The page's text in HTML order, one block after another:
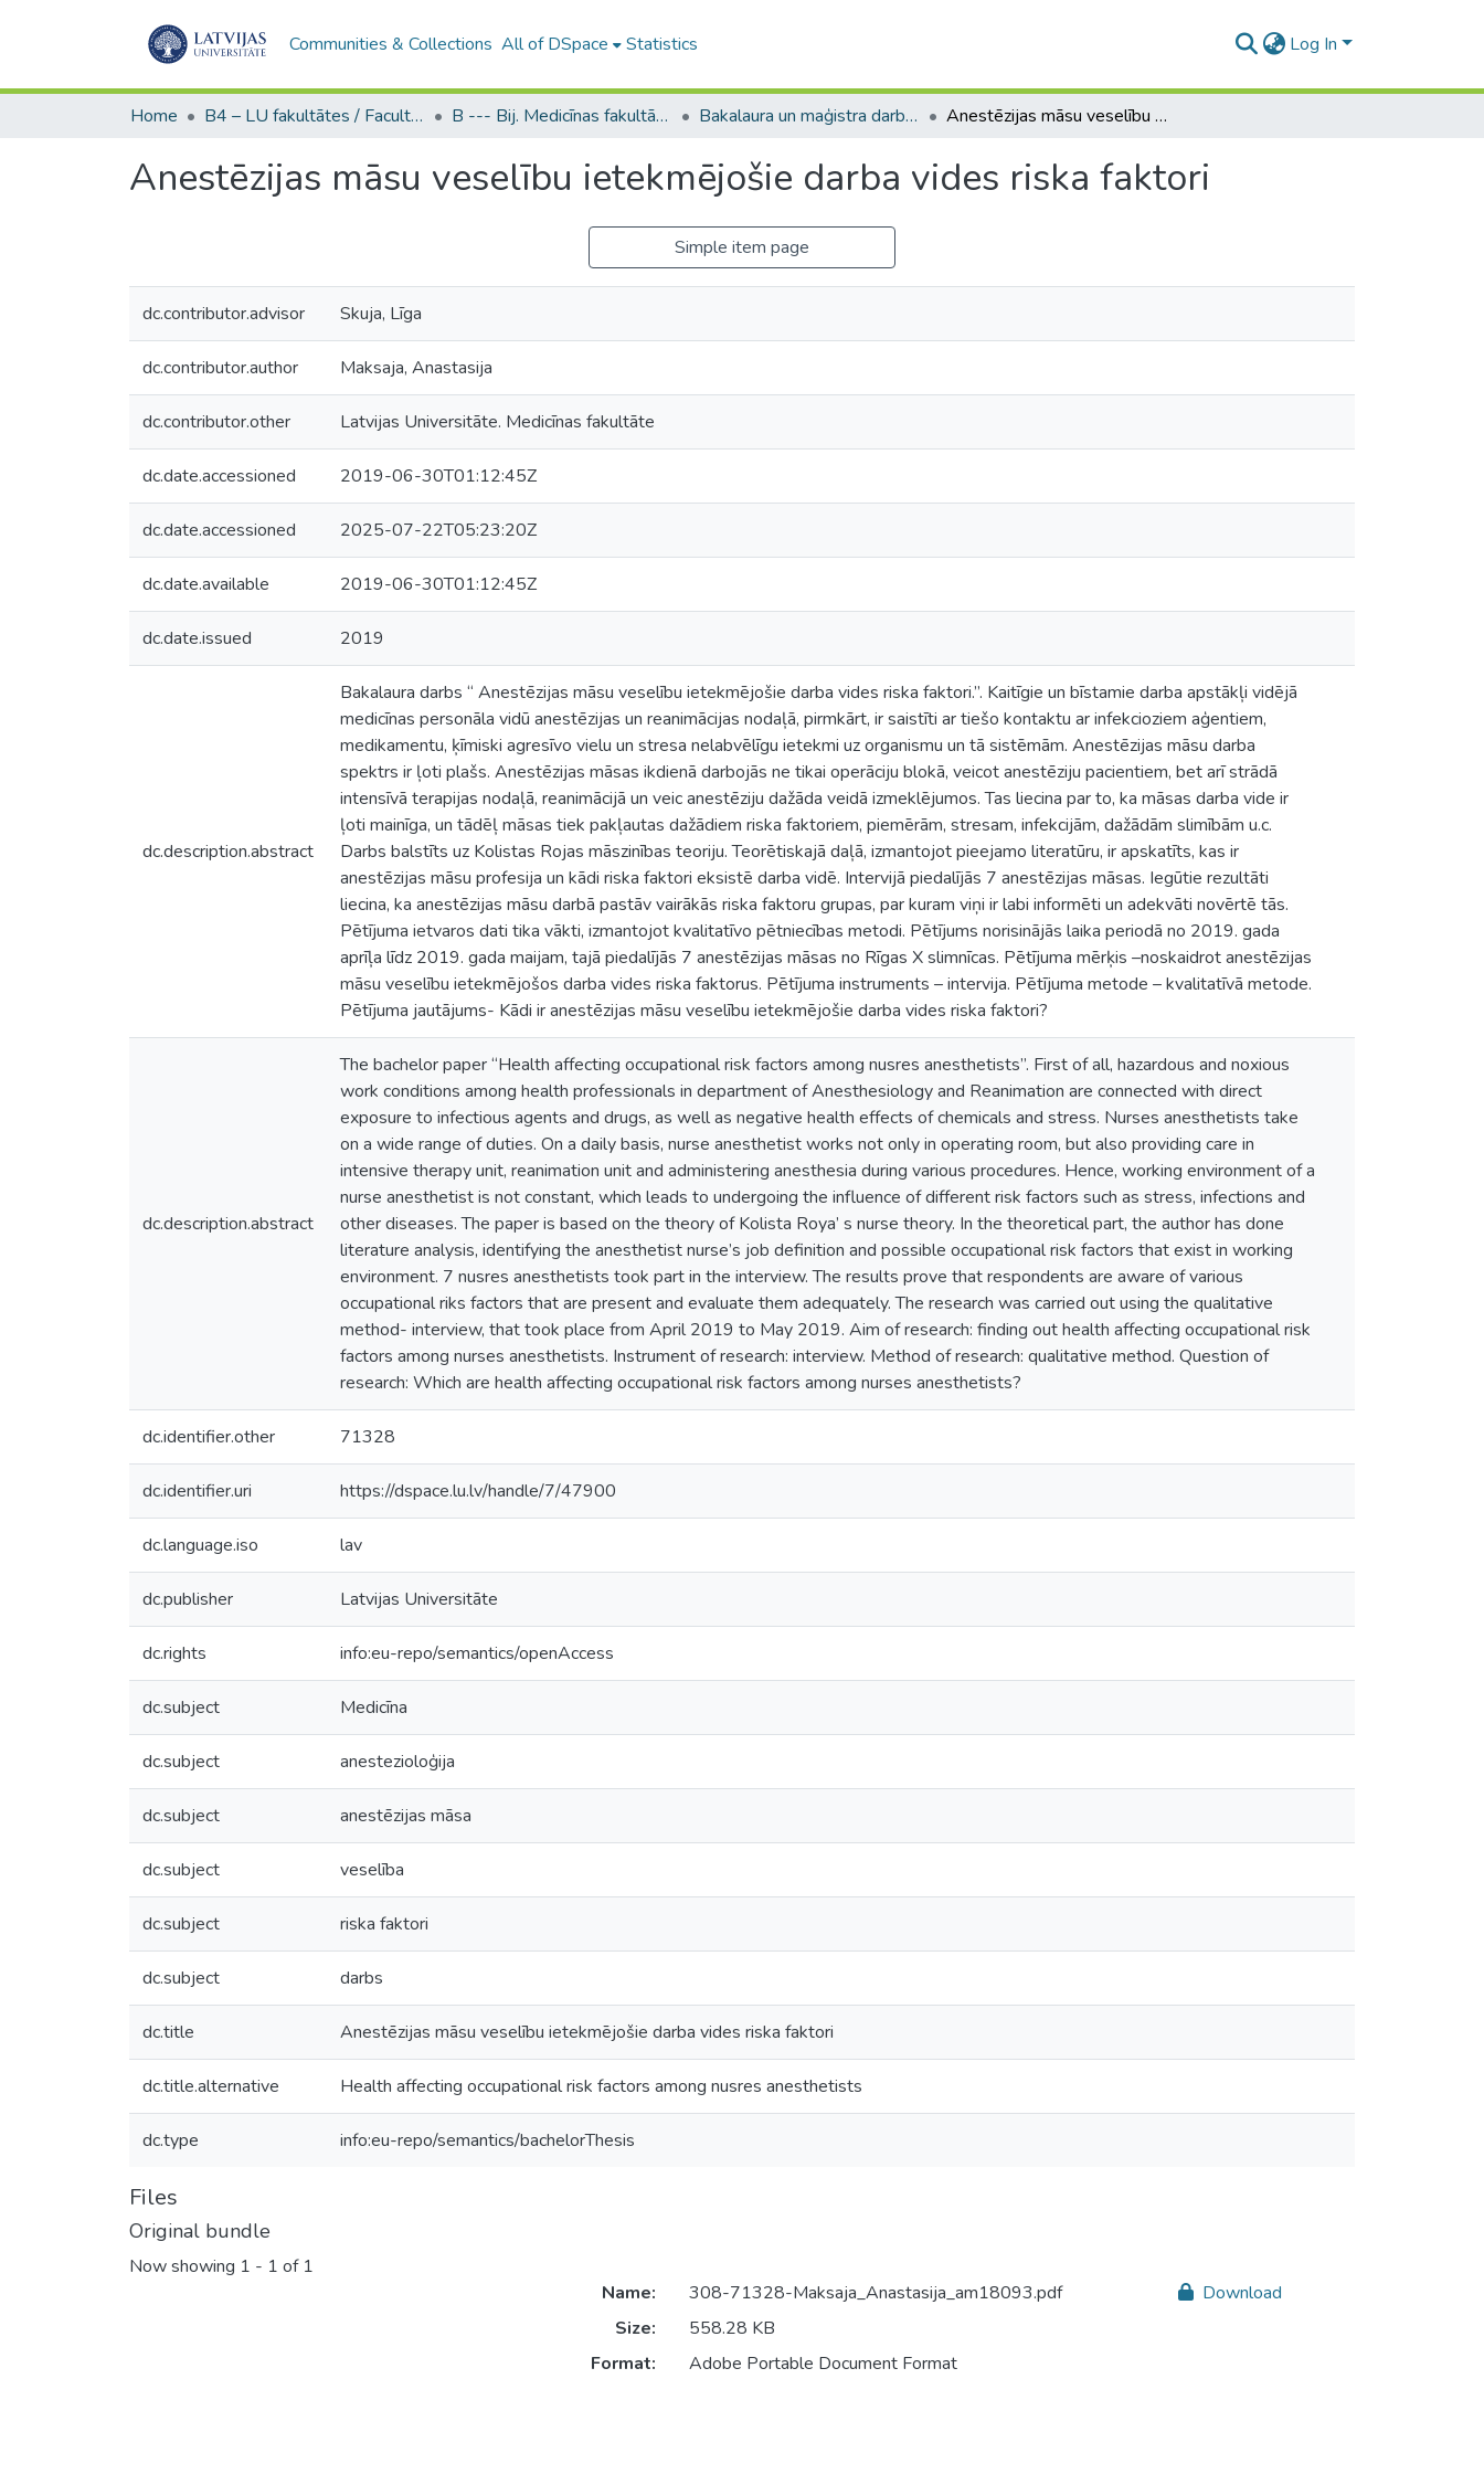
Communities & Collections All of DSpace Statistics Log In
Home B4 – LU fakultātes / Faculties of the UL B --- Bij. Medicīnas fakultātes studentu noslēguma darbi / Faculty of Medicine - Graduate works Bakalaura un maģistra darbi (MF) / Bachelor's and Master's theses Anestēzijas māsu veselību ietekmējošie darba vides riska faktori
Anestēzijas māsu veselību ietekmējošie darba vides riska faktori
Simple item page
dc.contributor.advisor Skuja, Līga
dc.contributor.author Maksaja, Anastasija
dc.contributor.other Latvijas Universitāte. Medicīnas fakultāte
dc.date.accessioned 2019-06-30T01:12:45Z
dc.date.accessioned 2025-07-22T05:23:20Z
dc.date.available 2019-06-30T01:12:45Z
dc.date.issued 2019
dc.description.abstract
Bakalaura darbs “ Anestēzijas māsu veselību ietekmējošie darba vides riska faktori.”. Kaitīgie un bīstamie darba apstākļi vidējā
medicīnas personāla vidū anestēzijas un reanimācijas nodaļā, pirmkārt, ir saistīti ar tiešo kontaktu ar infekcioziem aģentiem,
medikamentu, ķīmiski agresīvo vielu un stresa nelabvēlīgu ietekmi uz organismu un tā sistēmām. Anestēzijas māsu darba
spektrs ir ļoti plašs. Anestēzijas māsas ikdienā darbojās ne tikai operāciju blokā, veicot anestēziju pacientiem, bet arī strādā
intensīvā terapijas nodaļā, reanimācijā un veic anestēziju dažāda veidā izmeklējumos. Tas liecina par to, ka māsas darba vide ir
ļoti mainīga, un tādēļ māsas tiek pakļautas dažādiem riska faktoriem, piemērām, stresam, infekcijām, dažādām slimībām u.c.
Darbs balstīts uz Kolistas Rojas māszinības teoriju. Teorētiskajā daļā, izmantojot pieejamo literatūru, ir apskatīts, kas ir
anestēzijas māsu profesija un kādi riska faktori eksistē darba vidē. Intervijā piedalījās 7 anestēzijas māsas. Iegūtie rezultāti
liecina, ka anestēzijas māsu darbā pastāv vairākās riska faktoru grupas, par kuram viņi ir labi informēti un adekvāti novērtē tās.
Pētījuma ietvaros dati tika vākti, izmantojot kvalitatīvo pētniecības metodi. Pētījums norisinājās laika periodā no 2019. gada
aprīļa līdz 2019. gada maijam, tajā piedalījās 7 anestēzijas māsas no Rīgas X slimnīcas. Pētījuma mērķis –noskaidrot anestēzijas
māsu veselību ietekmējošos darba vides riska faktorus. Pētījuma instruments – intervija. Pētījuma metode – kvalitatīvā metode.
Pētījuma jautājums- Kādi ir anestēzijas māsu veselību ietekmējošie darba vides riska faktori?
dc.description.abstract
The bachelor paper “Health affecting occupational risk factors among nusres anesthetists”. First of all, hazardous and noxious
work conditions among health professionals in department of Anesthesiology and Reanimation are connected with direct
exposure to infectious agents and drugs, as well as negative health effects of chemicals and stress. Nurses anesthetists take
on a wide range of duties. On a daily basis, nurse anesthetist works not only in operating room, but also providing care in
intensive therapy unit, reanimation unit and administering anesthesia during various procedures. Hence, working environment of a
nurse anesthetist is not constant, which leads to undergoing the influence of different risk factors such as stress, infections and
other diseases. The paper is based on the theory of Kolista Roya’ s nurse theory. In the theoretical part, the author has done
literature analysis, identifying the anesthetist nurse’s job definition and possible occupational risk factors that exist in working
environment. 7 nusres anesthetists took part in the interview. The results prove that respondents are aware of various
occupational riks factors that are present and evaluate them adequately. The research was carried out using the qualitative
method- interview, that took place from April 2019 to May 2019. Aim of research: finding out health affecting occupational risk
factors among nurses anesthetists. Instrument of research: interview. Method of research: qualitative method. Question of
research: Which are health affecting occupational risk factors among nurses anesthetists?
dc.identifier.other 71328
dc.identifier.uri https://dspace.lu.lv/handle/7/47900
dc.language.iso lav
dc.publisher Latvijas Universitāte
dc.rights info:eu-repo/semantics/openAccess
dc.subject Medicīna
dc.subject anestezioloģija
dc.subject anestēzijas māsa
dc.subject veselība
dc.subject riska faktori
dc.subject darbs
dc.title Anestēzijas māsu veselību ietekmējošie darba vides riska faktori
dc.title.alternative Health affecting occupational risk factors among nusres anesthetists
dc.type info:eu-repo/semantics/bachelorThesis
Files
Original bundle
Now showing 1 - 1 of 1
Name:
308-71328-Maksaja_Anastasija_am18093.pdf
Size:
558.28 KB
Format:
Adobe Portable Document Format
Download